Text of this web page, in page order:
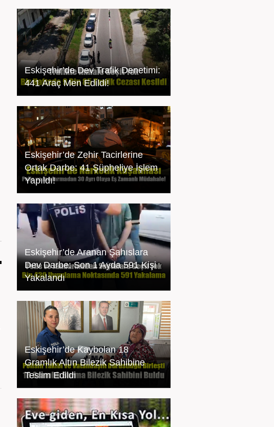
Eskişehir’de Dev Trafik Denetimi:
441 Araç Men Edildi!
Eskişehir’de Zehir Tacirlerine
Ortak Darbe: 41 Şüpheliye İşlem
Yapıldı!
Eskişehir’de Aranan Şahıslara
Dev Darbe: Son 1 Ayda 591 Kişi
Yakalandı
Eskişehir’de Kaybolan 18
Gramlık Altın Bilezik Sahibine
Teslim Edildi